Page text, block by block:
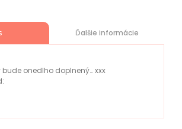
Ďalšie informácie
bude onedlho doplnený… xxx